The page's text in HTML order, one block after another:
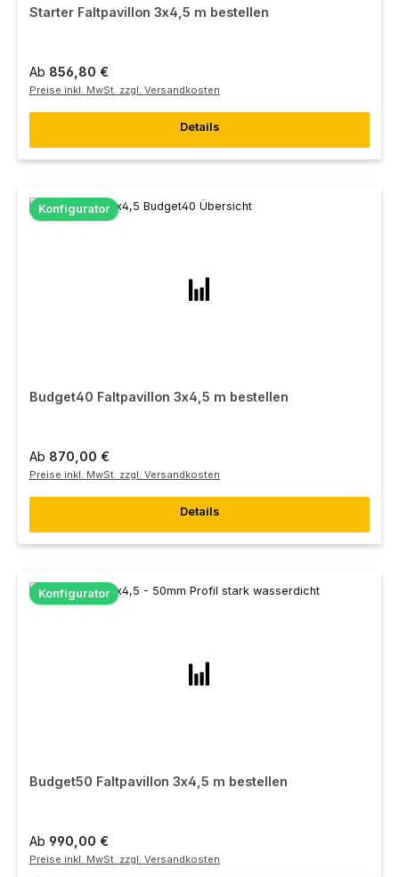
Starter Faltpavillon 3x4,5 m bestellen
Ab 856,80 €
Preise inkl. MwSt. zzgl. Versandkosten
Details
Konfigurator
Budget40 Faltpavillon 3x4,5 m bestellen
Ab 870,00 €
Preise inkl. MwSt. zzgl. Versandkosten
Details
Konfigurator
Budget50 Faltpavillon 3x4,5 m bestellen
Ab 990,00 €
Preise inkl. MwSt. zzgl. Versandkosten